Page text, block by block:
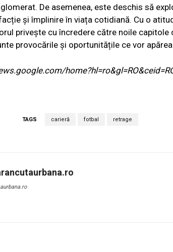
De asemenea, este deschis să
și împlinire în viața cotidiană. Cu o
privește cu încredere către noile capitole
provocările și oportunitățile ce vor
TAGS carieră fotbal retrage